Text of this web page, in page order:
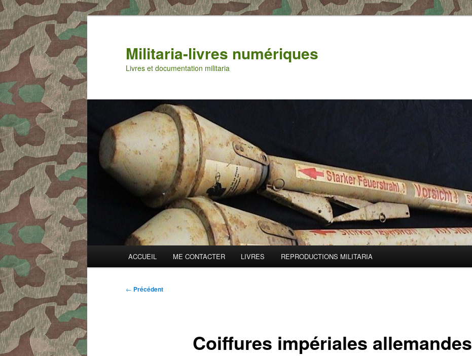
Aller
au
contenu
principal
Militaria-livres numériques
Livres et documentation militaria
ACCUEIL ME CONTACTER LIVRES REPRODUCTIONS MILITARIA
Navigation
← Précédent
Coiffures impériales allemandes